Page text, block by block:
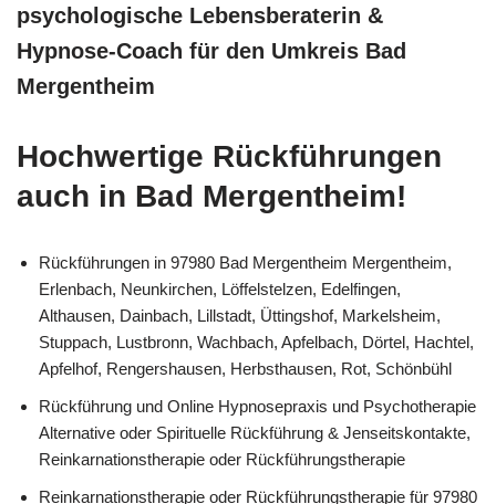
psychologische Lebensberaterin &
Hypnose-Coach für den Umkreis Bad
Mergentheim
Hochwertige Rückführungen
auch in Bad Mergentheim!
Rückführungen in 97980 Bad Mergentheim Mergentheim,
Erlenbach, Neunkirchen, Löffelstelzen, Edelfingen,
Althausen, Dainbach, Lillstadt, Üttingshof, Markelsheim,
Stuppach, Lustbronn, Wachbach, Apfelbach, Dörtel, Hachtel,
Apfelhof, Rengershausen, Herbsthausen, Rot, Schönbühl
Rückführung und Online Hypnosepraxis und Psychotherapie
Alternative oder Spirituelle Rückführung & Jenseitskontakte,
Reinkarnationstherapie oder Rückführungstherapie
Reinkarnationstherapie oder Rückführungstherapie für 97980